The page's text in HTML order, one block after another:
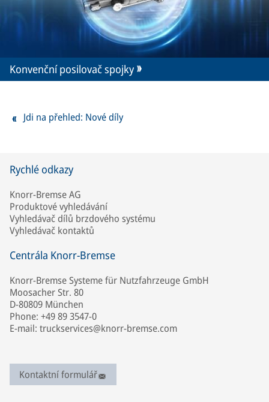
Konvenční posilovač spojky
Jdi na přehled: Nové díly
Rychlé odkazy
Knorr-Bremse AG
Produktové vyhledávání
Vyhledávač dílů brzdového systému
Vyhledávač kontaktů
Centrála Knorr-Bremse
Knorr-Bremse Systeme für Nutzfahrzeuge GmbH
Moosacher Str. 80
D-80809 München
Phone: +49 89 3547-0
E-mail: truckservices@knorr-bremse.com
Kontaktní formulář